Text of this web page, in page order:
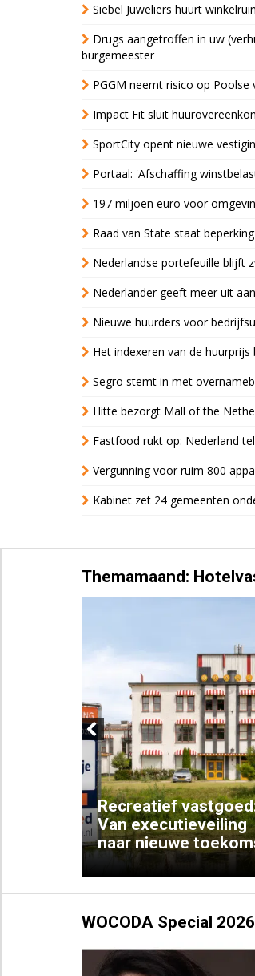
Siebel Juweliers huurt
Drugs aangetroffen in uw
burgemeester
PGGM neemt risico op
Impact Fit sluit
SportCity opent nieuwe
Portaal: 'Afschaffing
197 miljoen euro voor
Raad van State staat
Nederlandse portefeuille blijft
Nederlander geeft meer uit
Nieuwe huurders voor
Het indexeren van de
Segro stemt in met
Hitte bezorgt Mall of the
Fastfood rukt op: Nederland
Vergunning voor ruim 800
Kabinet zet 24 gemeenten
Themamaand:
Previous
Recreatief
Van executieveiling
naar nieuwe
WOCODA Special 2026